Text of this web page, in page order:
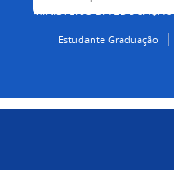
MINISTÉRIO DA EDUCAÇÃO
Estudante Graduação